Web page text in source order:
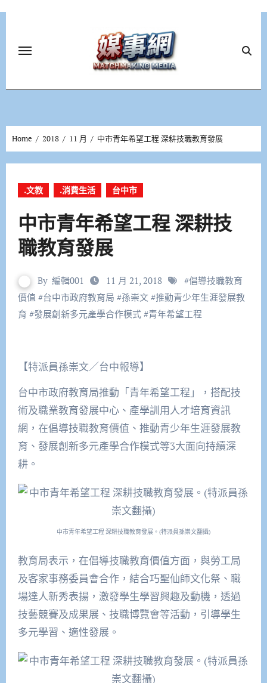
Home 2018 11 月 中市青年希望工程 深耕技職教育發展
.文教 .消費生活 台中市
中市青年希望工程 深耕技
職教育發展
By 編輯001 11 月 21, 2018 #倡導技職教育
價值 #台中市政府教育局 #孫崇文#推動青少年生涯發展教
育 #發展創新多元產學合作模式#青年希望工程
【特派員孫崇文／台中報導】
台中市政府教育局推動「青年希望工程」，搭配技
術及職業教育發展中心、產學訓用人才培育資訊
網，在倡導技職教育價值、推動青少年生涯發展教
育、發展創新多元產學合作模式等3大面向持續深
耕。
中市青年希望工程 深耕技職教育發展。(特派員孫崇文翻攝)
教育局表示，在倡導技職教育價值方面，與勞工局
及客家事務委員會合作，結合巧聖仙師文化祭、職
場達人新秀表揚，激發學生學習興趣及動機，透過
技藝競賽及成果展、技職博覽會等活動，引導學生
多元學習、適性發展。